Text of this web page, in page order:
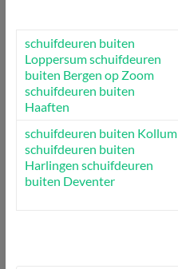
schuifdeuren buiten
Loppersumschuifdeuren
buiten Bergen op Zoom
schuifdeuren buiten
Haaften
schuifdeuren buiten Kollum
schuifdeuren buiten
Harlingen schuifdeuren
buiten Deventer